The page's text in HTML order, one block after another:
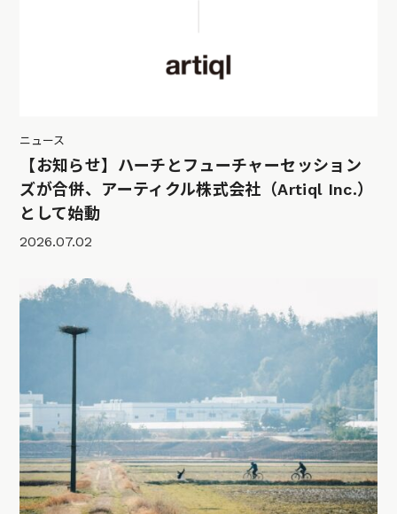
ニュース
【お知らせ】ハーチとフューチャーセッション
ズが合併、アーティクル株式会社（Artiql Inc.）
として始動
2026.07.02